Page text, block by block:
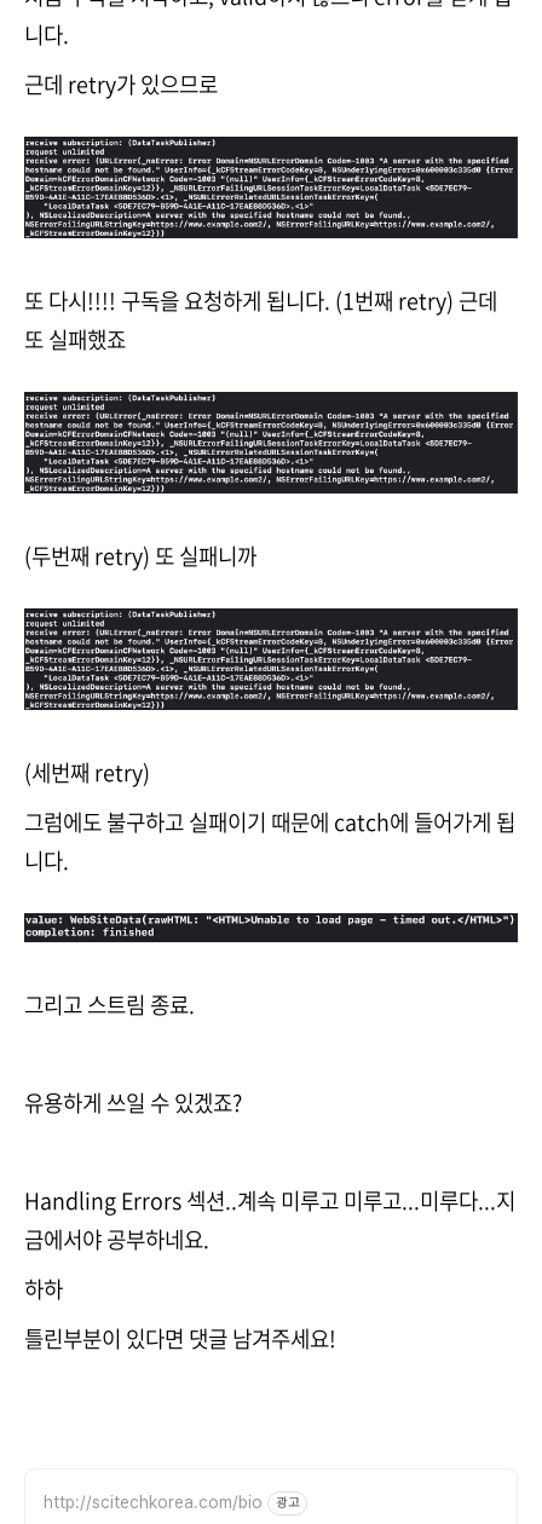
니다.
근데 retry가 있으므로
또 다시!!!! 구독을 요청하게 됩니다. (1번째 retry) 근데
또 실패했죠
(두번째 retry) 또 실패니까
(세번째 retry)
그럼에도 불구하고 실패이기 때문에 catch에 들어가게 됩
니다.
그리고 스트림 종료.
유용하게 쓰일 수 있겠죠?
Handling Errors 섹션..계속 미루고 미루고...미루다...지
금에서야 공부하네요.
하하
틀린부분이 있다면 댓글 남겨주세요!
http://scitechkorea.com/bio 광고